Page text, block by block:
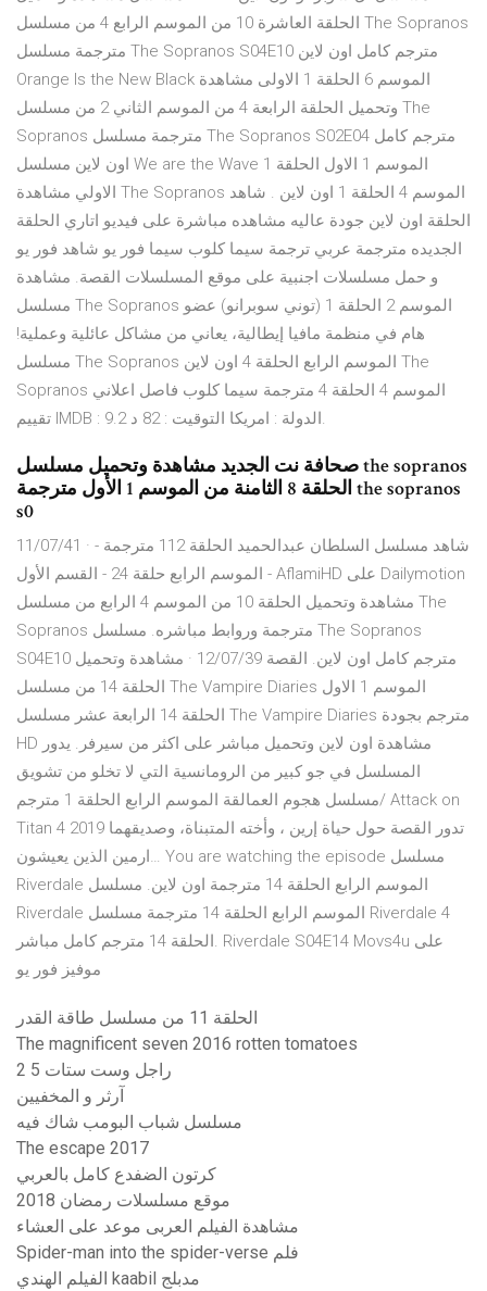
الحلقة العاشرة 10 من الموسم الرابع 4 من مسلسل The Sopranos
مترجمة مسلسل The Sopranos S04E10 مترجم كامل اون لاين
Orange Is the New Black الموسم 6 الحلقة 1 الاولى مشاهدة
وتحميل الحلقة الرابعة 4 من الموسم الثاني 2 من مسلسل The
Sopranos مترجمة مسلسل The Sopranos S02E04 مترجم كامل
اون لاين مسلسل We are the Wave الموسم 1 الاول الحلقة 1
الاولي مشاهدة The Sopranos الموسم 4 الحلقة 1 اون لاين . شاهد
الحلقة اون لاين جودة عاليه مشاهده مباشرة على فيديو اتاري الحلقة
الجديده مترجمة عربي ترجمة سيما كلوب سيما فور يو شاهد فور يو
و حمل مسلسلات اجنبية على موقع المسلسلات القصة. مشاهدة
مسلسل The Sopranos الموسم 2 الحلقة 1 (توني سوبرانو) عضو
هام في منظمة مافيا إيطالية، يعاني من مشاكل عائلية وعملية!
مسلسل The Sopranos الموسم الرابع الحلقة 4 اون لاين The
Sopranos الموسم 4 الحلقة 4 مترجمة سيما كلوب فاصل اعلاني
تقييم IMDB : 9.2 الدولة : امريكا التوقيت : 82 د.
صحافة نت الجديد مشاهدة وتحميل مسلسل the sopranos
الحلقة 8 الثامنة من الموسم 1 الأول مترجمة the sopranos
s0
11/07/41 · شاهد مسلسل السلطان عبدالحميد الحلقة 112 مترجمة -
الموسم الرابع حلقة 24 - القسم الأول - AflamiHD على Dailymotion
مشاهدة وتحميل الحلقة 10 من الموسم 4 الرابع من مسلسل The
Sopranos مترجمة وروابط مباشره. مسلسل The Sopranos
S04E10 مترجم كامل اون لاين. القصة 12/07/39 · مشاهدة وتحميل
الحلقة 14 من مسلسل The Vampire Diaries الموسم 1 الاول
الحلقة 14 الرابعة عشر مسلسل The Vampire Diaries مترجم بجودة
HD مشاهدة اون لاين وتحميل مباشر على اكثر من سيرفر. يدور
المسلسل في جو كبير من الرومانسية التي لا تخلو من تشويق
مسلسل هجوم العمالقة الموسم الرابع الحلقة 1 مترجم/ Attack on
Titan 4 2019 تدور القصة حول حياة إرين ، وأخته المتبناة، وصديقهما
ارمين الذين يعيشون… You are watching the episode مسلسل
Riverdale الموسم الرابع الحلقة 14 مترجمة اون لاين. مسلسل
Riverdale الموسم الرابع الحلقة 14 مترجمة مسلسل Riverdale 4
الحلقة 14 مترجم كامل مباشر. Riverdale S04E14 Movs4u على
موفيز فور يو
الحلقة 11 من مسلسل طاقة القدر
The magnificent seven 2016 rotten tomatoes
راجل وست ستات 5 2
آرثر و المخفيين
مسلسل شباب البومب شاك فيه
The escape 2017
كرتون الضفدع كامل بالعربي
موقع مسلسلات رمضان 2018
مشاهدة الفيلم العربى موعد على العشاء
Spider-man into the spider-verse فلم
الفيلم الهندي kaabil مدبلج